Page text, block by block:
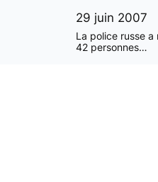
29 juin 2007
La police russe a
42 personnes…